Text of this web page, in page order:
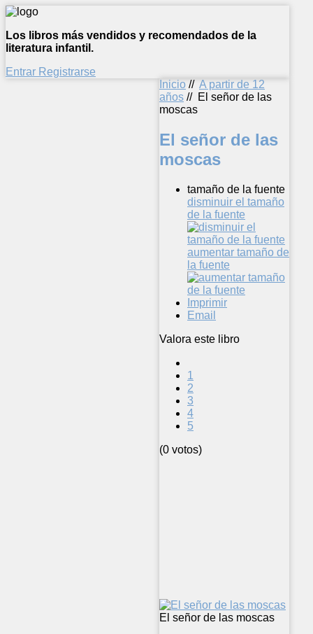
Los libros más vendidos y recomendados de la
literatura infantil.
Entrar Registrarse
Inicio // A partir de 12
años // El señor de las
moscas
El señor de las
moscas
tamaño de la fuente
disminuir el tamaño
de la fuente
aumentar tamaño de
la fuente
Imprimir
Email
Valora este libro
1
2
3
4
5
(0 votos)
El señor de las moscas